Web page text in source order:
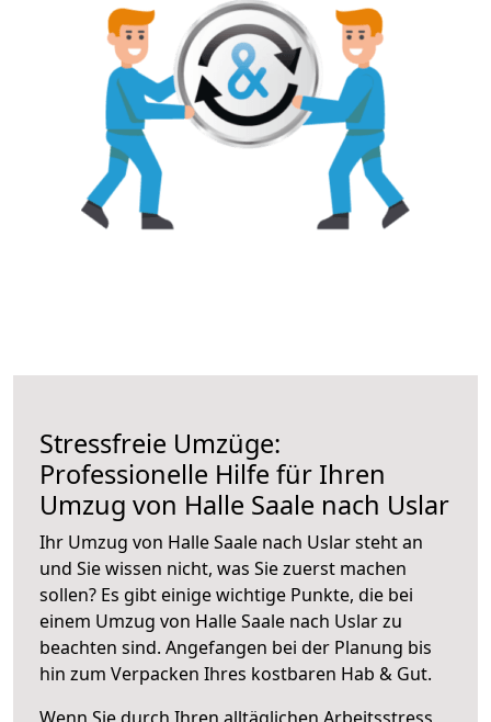
Stressfreie Umzüge:
Professionelle Hilfe für Ihren
Umzug von Halle Saale nach Uslar
Ihr Umzug von Halle Saale nach Uslar steht an
und Sie wissen nicht, was Sie zuerst machen
sollen? Es gibt einige wichtige Punkte, die bei
einem Umzug von Halle Saale nach Uslar zu
beachten sind. Angefangen bei der Planung bis
hin zum Verpacken Ihres kostbaren Hab & Gut.